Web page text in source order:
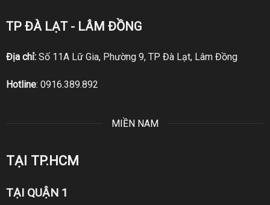
TP ĐÀ LẠT - LÂM ĐỒNG
Địa chỉ:Số 11A Lữ Gia, Phường 9, TP Đà Lạt, Lâm Đồng
Hotline: 0916.389.892
MIỀN NAM
TẠI TP.HCM
TẠI QUẬN 1